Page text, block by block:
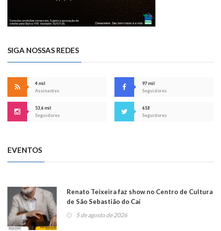
SIGA NOSSAS REDES
4 mil
Assinantes
97 mil
Seguidores
53,6 mil
Seguidores
618
Seguidores
EVENTOS
Renato Teixeira faz show no Centro de Cultura
de São Sebastião do Caí
5 de agosto de 2026